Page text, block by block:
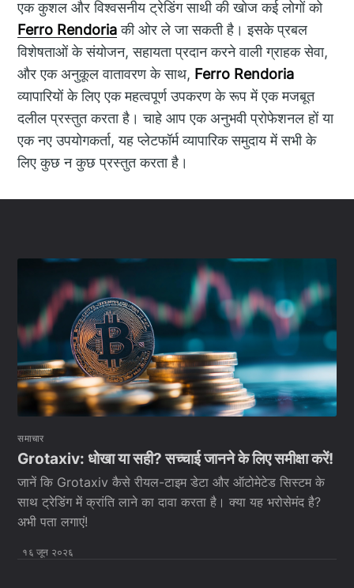
एक कुशल और विश्वसनीय ट्रेडिंग साथी की खोज कई लोगों को
Ferro Rendoriaकी ओर ले जा सकती है। इसके प्रबल
विशेषताओं के संयोजन, सहायता प्रदान करने वाली ग्राहक सेवा,
और एक अनुकूल वातावरण के साथ, Ferro Rendoria
व्यापारियों के लिए एक महत्वपूर्ण उपकरण के रूप में एक मजबूत
दलील प्रस्तुत करता है। चाहे आप एक अनुभवी प्रोफेशनल हों या
एक नए उपयोगकर्ता, यह प्लेटफॉर्म व्यापारिक समुदाय में सभी के
लिए कुछ न कुछ प्रस्तुत करता है।
समाचार
Grotaxiv: धोखा या सही? सच्चाई जानने के लिए समीक्षा करें!
जानें कि Grotaxiv कैसे रीयल-टाइम डेटा और ऑटोमेटेड सिस्टम के
साथ ट्रेडिंग में क्रांति लाने का दावा करता है। क्या यह भरोसेमंद है?
अभी पता लगाएं!
१६ जून २०२६